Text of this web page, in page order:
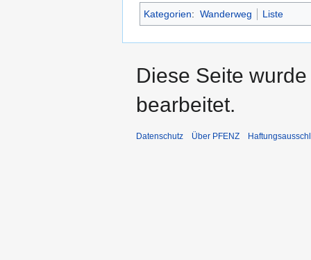
Kategorien: Wanderweg Liste
Diese Seite
bearbeitet.
Datenschutz Über PFENZ